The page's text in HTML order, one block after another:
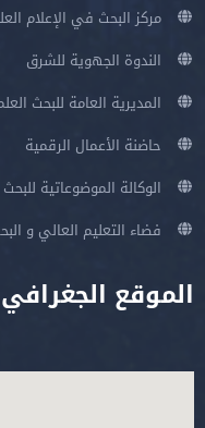
مركز البحث في الإعلام
الندوة الجهوية للشرق
المديرية العامة للبحث
حاضنة الأعمال الرقمية
الوكالة الموضوعاتية
فضاء التعليم العالي و
الموقع الجغرافي